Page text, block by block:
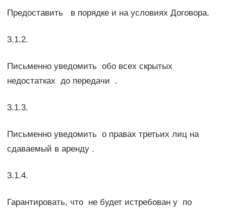
Предоставить в порядке и на условиях Договора.
3.1.2.
Письменно уведомить обо всех скрытых
недостатках до передачи .
3.1.3.
Письменно уведомить о правах третьих лиц на
сдаваемый в аренду .
3.1.4.
Гарантировать, что не будет истребован у по